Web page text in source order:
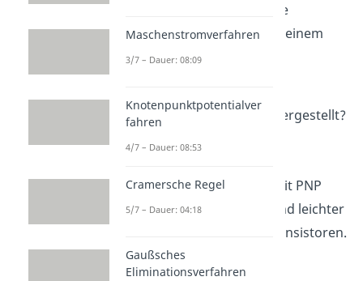
diese Schaltung durch eine
äquivalente Schaltung mit einem
NPN Transistor ersetzen.
Transistoren überhaupt hergestellt?
Schaltungen lassen sich mit PNP
Transistoren effizienter und leichter
realisieren als mit NPN Transistoren.
Diese gegensätzliche
Maschenstromverfahren
3/7 – Dauer: 08:09
Knotenpunktpotentialver
fahren
4/7 – Dauer: 08:53
Cramersche Regel
5/7 – Dauer: 04:18
Gaußsches
Eliminationsverfahren